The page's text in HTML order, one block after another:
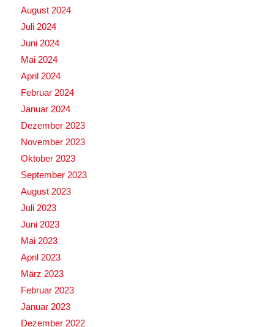
August 2024
Juli 2024
Juni 2024
Mai 2024
April 2024
Februar 2024
Januar 2024
Dezember 2023
November 2023
Oktober 2023
September 2023
August 2023
Juli 2023
Juni 2023
Mai 2023
April 2023
März 2023
Februar 2023
Januar 2023
Dezember 2022